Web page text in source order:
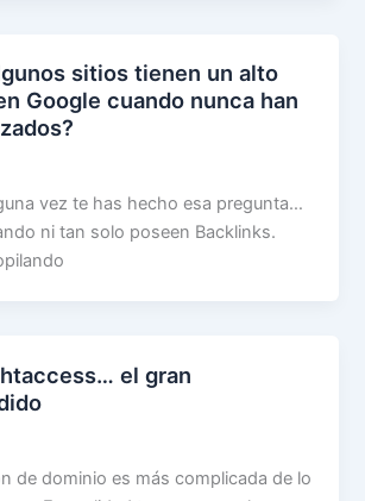
sitios tienen un alto
Google cuando nunca han
vez te has hecho esa pregunta…
ni tan solo poseen Backlinks.
el gran
de dominio es más complicada de lo